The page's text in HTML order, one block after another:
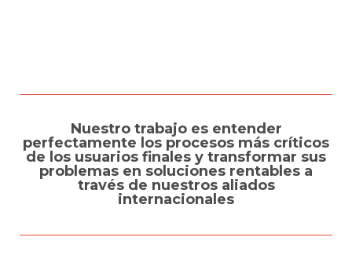
Nuestro trabajo es entender
perfectamente los procesos más críticos
de los usuarios finales y transformar sus
problemas en soluciones rentables a
través de nuestros aliados
internacionales